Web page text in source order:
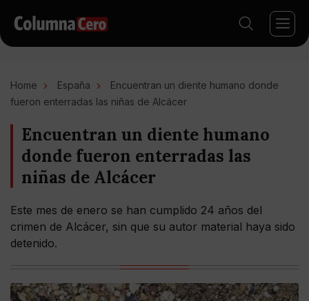
Home España
Encuentran un diente humano donde
fueron enterradas las niñas de Alcácer
Encuentran un diente humano
donde fueron enterradas las
niñas de Alcácer
Este mes de enero se han cumplido 24 años del
crimen de Alcácer, sin que su autor material haya sido
detenido.